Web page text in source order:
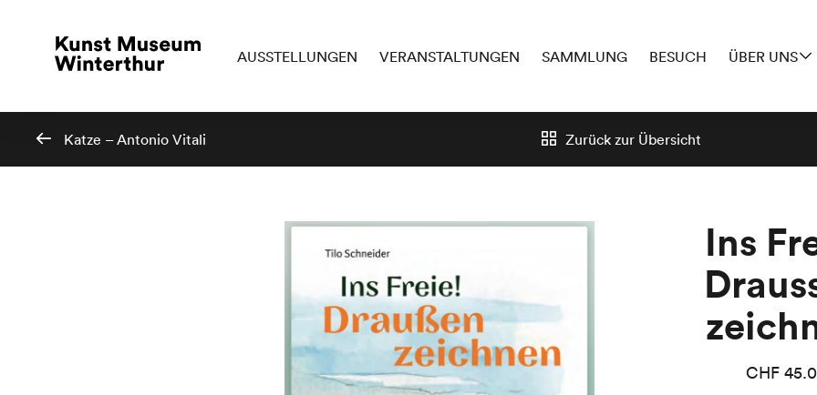
AUSSTELLUNGEN VERANSTALTUNGEN SAMMLUNG BESUCH ÜBER UNS
Katze – Antonio Vitali Zurück zur Übersicht
Ins
CHF